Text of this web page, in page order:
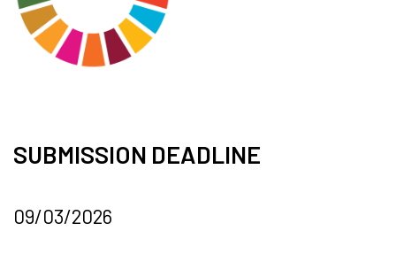
SUBMISSION DEADLINE
09/03/2026